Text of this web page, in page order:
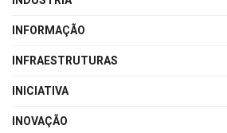
INFORMAÇÃO
INFRAESTRUTURAS
INICIATIVA
INOVAÇÃO